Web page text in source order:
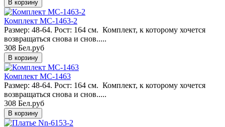
Комплект MC-1463-2
Размер: 48-64. Рост: 164 см. Комплект, к которому хочется
возвращаться снова и снов.....
308 Бел.руб
Комплект MC-1463
Размер: 48-64. Рост: 164 см. Комплект, к которому хочется
возвращаться снова и снов.....
308 Бел.руб